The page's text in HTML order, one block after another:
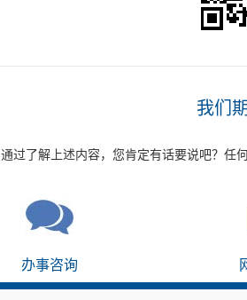
我们
通过了解上述内容，您肯定有话要说吧？任
办事咨询